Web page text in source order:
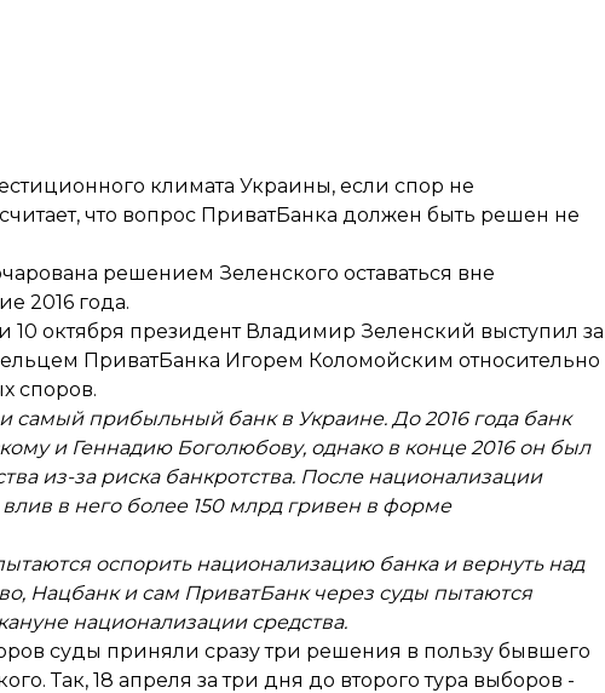
климата Украины, если спор не
что вопрос ПриватБанка должен быть решен не
решением Зеленского оставаться вне
2016 года.
10 октября президент Владимир Зеленский выступил за
ПриватБанка Игорем Коломойским относительно
споров.
прибыльный банк в Украине. До 2016 года банк
и Геннадию Боголюбову, однако в конце 2016 он был
из-за риска банкротства. После национализации
в него более 150 млрд гривен в форме
оспорить национализацию банка и вернуть над
Нацбанк и сам ПриватБанк через суды пытаются
национализации средства.
суды приняли сразу три решения в пользу бывшего
Так, 18 апреля за три дня до второго тура выборов -